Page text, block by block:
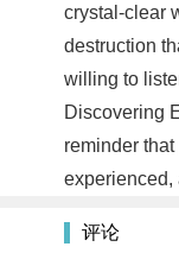
crystal-clear
destruction
willing to
Discovering
reminder
experienced,
评论